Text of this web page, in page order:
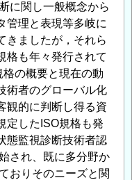
に関し一般概念から
管理と表現等多岐に
きましたが，それら
格も年々発行されて
の概要と現在の動
術者のグローバル化
観的に判断し得る資
定したISO規格も発
態監視診断技術者認
され、既に多分野か
おりそのニーズと関